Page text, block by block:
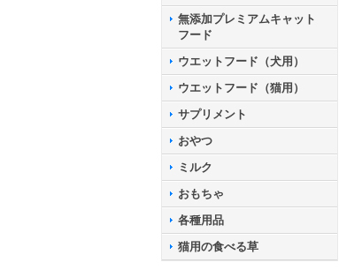
無添加プレミアムキャット
フード
ウエットフード（犬用）
ウエットフード（猫用）
サプリメント
おやつ
ミルク
おもちゃ
各種用品
猫用の食べる草